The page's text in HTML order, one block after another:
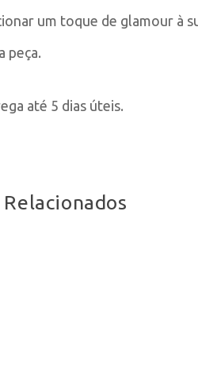
um toque de glamour à
peça.
até 5 dias úteis.